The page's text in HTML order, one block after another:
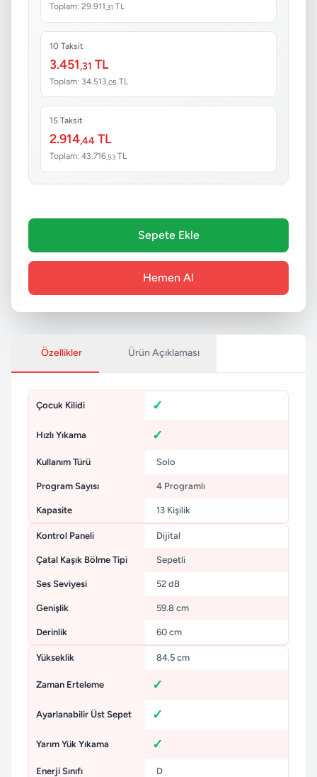
Toplam: 29.911 ,31 TL
10 Taksit
3.451,31 TL
Toplam: 34.513 ,05 TL
15 Taksit
2.914,44 TL
Toplam: 43.716 ,53 TL
Sepete Ekle
Hemen Al
Özellikler Ürün Açıklaması
Çocuk Kilidi
Hızlı Yıkama
Kullanım Türü Solo
Program Sayısı 4 Programlı
Kapasite 13 Kişilik
Kontrol Paneli Dijital
Çatal Kaşık Bölme Tipi Sepetli
Ses Seviyesi 52 dB
Genişlik 59.8 cm
Derinlik 60 cm
Yükseklik 84.5 cm
Zaman Erteleme
Ayarlanabilir Üst Sepet
Yarım Yük Yıkama
Enerji Sınıfı D